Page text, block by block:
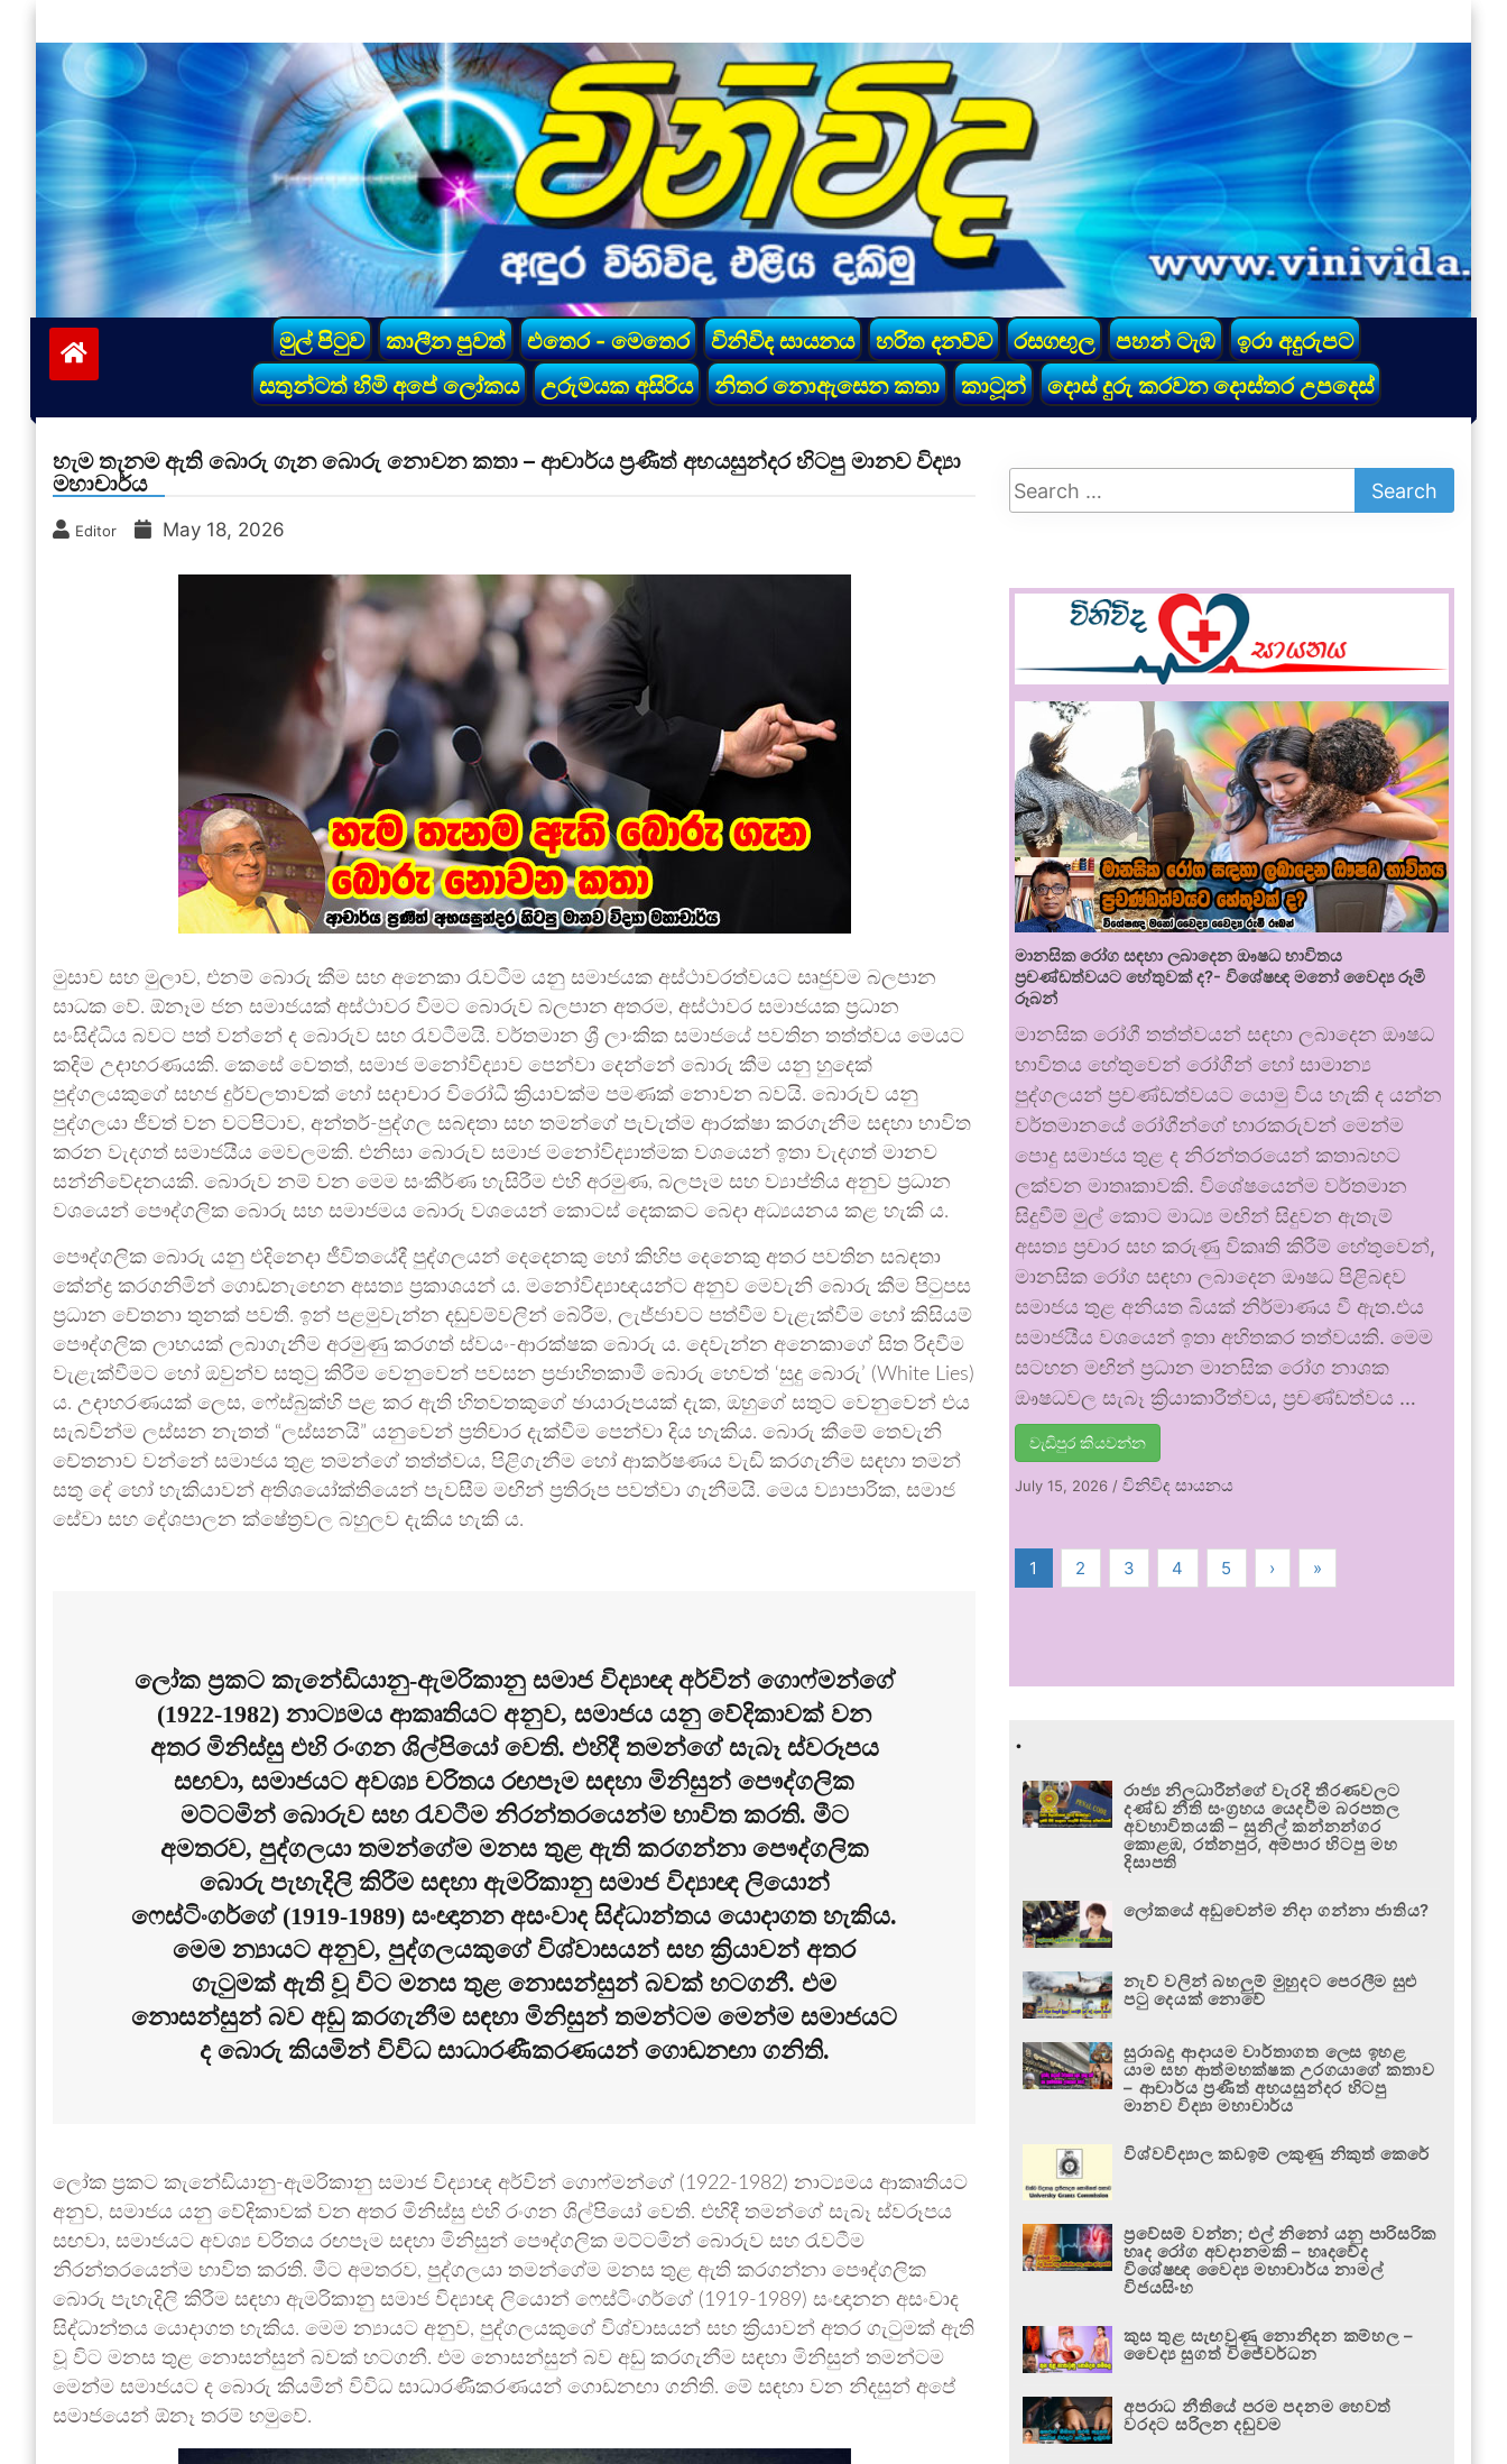
to
content
vinivida.lk
මුල් පිටුව කාලීන පුවත් එතෙර - මෙතෙර විනිවිද සායනය හරිත දනව්ව රසගඟුල පහන් ටැඹ
ඉරා අදුරුපට
සතුන්ටත් හිමි අපේ ලෝකය
උරුමයක අසිරිය නිතර නොඇසෙන කතා කාටූන් දොස් දුරු කරවන දොස්තර උපදෙස්
හැම තැනම ඇති බොරු ගැන බොරු නොවන කතා – ආචාර්ය ප්‍රණීත් අභයසුන්දර හිටපු මානව විද්‍යා
මහාචාර්ය
Editor May 18, 2026
මුසාව සහ මුලාව, එනම් බොරු කීම සහ අනෙකා රැවටීම යනු සමාජයක අස්ථාවරත්වයට සෘජුවම බලපාන
සාධක වේ. ඕනෑම ජන සමාජයක් අස්ථාවර වීමට බොරුව බලපාන අතරම, අස්ථාවර සමාජයක ප්‍රධාන
සංසිද්ධිය බවට පත් වන්නේ ද බොරුව සහ රැවටීමයි. වර්තමාන ශ්‍රී ලාංකික සමාජයේ පවතින තත්ත්වය මෙයට
කදිම උදාහරණයකි. කෙසේ වෙතත්, සමාජ මනෝවිද්‍යාව පෙන්වා දෙන්නේ බොරු කීම යනු හුදෙක්
පුද්ගලයකුගේ සහජ දුර්වලතාවක් හෝ සදාචාර විරෝධී ක්‍රියාවක්ම පමණක් නොවන බවයි. බොරුව යනු
පුද්ගලයා ජීවත් වන වටපිටාව, අන්තර්-පුද්ගල සබඳතා සහ තමන්ගේ පැවැත්ම ආරක්ෂා කරගැනීම සඳහා භාවිත
කරන වැදගත් සමාජයීය මෙවලමකි. එනිසා බොරුව සමාජ මනෝවිද්‍යාත්මක වශයෙන් ඉතා වැදගත් මානව
සන්නිවේදනයකි. බොරුව නම් වන මෙම සංකීර්ණ හැසිරීම එහි අරමුණ, බලපෑම සහ ව්‍යාප්තිය අනුව ප්‍රධාන
වශයෙන් පෞද්ගලික බොරු සහ සමාජමය බොරු වශයෙන් කොටස් දෙකකට බෙදා අධ්‍යයනය කළ හැකි ය.
පෞද්ගලික බොරු යනු එදිනෙදා ජීවිතයේදී පුද්ගලයන් දෙදෙනකු හෝ කිහිප දෙනෙකු අතර පවතින සබඳතා
කේන්ද්‍ර කරගනිමින් ගොඩනැඟෙන අසත්‍ය ප්‍රකාශයන් ය. මනෝවිද්‍යාඥයන්ට අනුව මෙවැනි බොරු කීම පිටුපස
ප්‍රධාන චේතනා තුනක් පවතී. ඉන් පළමුවැන්න දඬුවම්වලින් බේරීම, ලැජ්ජාවට පත්වීම වැළැක්වීම හෝ කිසියම්
පෞද්ගලික ලාභයක් ලබාගැනීම අරමුණු කරගත් ස්වයං-ආරක්ෂක බොරු ය. දෙවැන්න අනෙකාගේ සිත රිදවීම
වැළැක්වීමට හෝ ඔවුන්ව සතුටු කිරීම වෙනුවෙන් පවසන ප්‍රජාහිතකාමී බොරු හෙවත් ‘සුදු බොරු’ (White Lies)
ය. උදාහරණයක් ලෙස, ෆේස්බුක්හි පළ කර ඇති හිතවතකුගේ ඡායාරූපයක් දැක, ඔහුගේ සතුට වෙනුවෙන් එය
සැබවින්ම ලස්සන නැතත් “ලස්සනයි” යනුවෙන් ප්‍රතිචාර දැක්වීම පෙන්වා දිය හැකිය. බොරු කීමේ තෙවැනි
චේතනාව වන්නේ සමාජය තුළ තමන්ගේ තත්ත්වය, පිළිගැනීම හෝ ආකර්ෂණය වැඩි කරගැනීම සඳහා තමන්
සතු දේ හෝ හැකියාවන් අතිශයෝක්තියෙන් පැවසීම මඟින් ප්‍රතිරූප පවත්වා ගැනීමයි. මෙය ව්‍යාපාරික, සමාජ
සේවා සහ දේශපාලන ක්ෂේත්‍රවල බහුලව දැකිය හැකි ය.
ලෝක ප්‍රකට කැනේඩියානු-ඇමරිකානු සමාජ විද්‍යාඥ අර්වින් ගොෆ්මන්ගේ
(1922-1982) නාට්‍යමය ආකෘතියට අනුව, සමාජය යනු වේදිකාවක් වන
අතර මිනිස්සු එහි රංගන ශිල්පියෝ වෙති. එහිදී තමන්ගේ සැබෑ ස්වරූපය
සඟවා, සමාජයට අවශ්‍ය චරිතය රඟපෑම සඳහා මිනිසුන් පෞද්ගලික
මට්ටමින් බොරුව සහ රැවටීම නිරන්තරයෙන්ම භාවිත කරති. මීට
අමතරව, පුද්ගලයා තමන්ගේම මනස තුළ ඇති කරගන්නා පෞද්ගලික
බොරු පැහැදිලි කිරීම සඳහා ඇමරිකානු සමාජ විද්‍යාඥ ලියොන්
ෆෙස්ටිංගර්ගේ (1919-1989) සංඥානන අසංවාද සිද්ධාන්තය යොදාගත හැකිය.
මෙම න්‍යායට අනුව, පුද්ගලයකුගේ විශ්වාසයන් සහ ක්‍රියාවන් අතර
ගැටුමක් ඇති වූ විට මනස තුළ නොසන්සුන් බවක් හටගනී. එම
නොසන්සුන් බව අඩු කරගැනීම සඳහා මිනිසුන් තමන්ටම මෙන්ම සමාජයට
ද බොරු කියමින් විවිධ සාධාරණීකරණයන් ගොඩනඟා ගනිති.
ලෝක ප්‍රකට කැනේඩියානු-ඇමරිකානු සමාජ විද්‍යාඥ අර්වින් ගොෆ්මන්ගේ (1922-1982) නාට්‍යමය ආකෘතියට
අනුව, සමාජය යනු වේදිකාවක් වන අතර මිනිස්සු එහි රංගන ශිල්පියෝ වෙති. එහිදී තමන්ගේ සැබෑ ස්වරූපය
සඟවා, සමාජයට අවශ්‍ය චරිතය රඟපෑම සඳහා මිනිසුන් පෞද්ගලික මට්ටමින් බොරුව සහ රැවටීම
නිරන්තරයෙන්ම භාවිත කරති. මීට අමතරව, පුද්ගලයා තමන්ගේම මනස තුළ ඇති කරගන්නා පෞද්ගලික
බොරු පැහැදිලි කිරීම සඳහා ඇමරිකානු සමාජ විද්‍යාඥ ලියොන් ෆෙස්ටිංගර්ගේ (1919-1989) සංඥානන අසංවාද
සිද්ධාන්තය යොදාගත හැකිය. මෙම න්‍යායට අනුව, පුද්ගලයකුගේ විශ්වාසයන් සහ ක්‍රියාවන් අතර ගැටුමක් ඇති
වූ විට මනස තුළ නොසන්සුන් බවක් හටගනී. එම නොසන්සුන් බව අඩු කරගැනීම සඳහා මිනිසුන් තමන්ටම
මෙන්ම සමාජයට ද බොරු කියමින් විවිධ සාධාරණීකරණයන් ගොඩනඟා ගනිති. මේ සඳහා වන නිදසුන් අපේ
සමාජයෙන් ඕනෑ තරම් හමුවේ.
මානසික රෝග සඳහා ලබාදෙන ඖෂධ භාවිතය
ප්‍රචණ්ඩත්වයට හේතුවක් ද?- විශේෂඥ මනෝ වෛද්‍ය රූමි
රූබන්
මානසික රෝගී තත්ත්වයන් සඳහා ලබාදෙන ඖෂධ
භාවිතය හේතුවෙන් රෝගීන් හෝ සාමාන්‍ය
පුද්ගලයන් ප්‍රචණ්ඩත්වයට යොමු විය හැකි ද යන්න
වර්තමානයේ රෝගීන්ගේ භාරකරුවන් මෙන්ම
පොදු සමාජය තුළ ද නිරන්තරයෙන් කතාබහට
ලක්වන මාතෘකාවකි. විශේෂයෙන්ම වර්තමාන
සිදුවීම් මුල් කොට මාධ්‍ය මඟින් සිදුවන ඇතැම්
අසත්‍ය ප්‍රචාර සහ කරුණු විකෘති කිරීම් හේතුවෙන්,
මානසික රෝග සඳහා ලබාදෙන ඖෂධ පිළිබඳව
සමාජය තුළ අනියත බියක් නිර්මාණය වී ඇත.එය
සමාජයීය වශයෙන් ඉතා අහිතකර තත්වයකි. මෙම
සටහන මඟින් ප්‍රධාන මානසික රෝග නාශක
ඖෂධවල සැබෑ ක්‍රියාකාරීත්වය, ප්‍රචණ්ඩත්වය …
වැඩිපුර කියවන්න
July 15, 2026 /විනිවිද සායනය
1 2 3 4 5 › »
.
රාජ්‍ය නිලධාරීන්ගේ වැරදි තීරණවලට
දණ්ඩ නීති සංග්‍රහය යෙදවීම බරපතල
අවභාවිතයකි – සුනිල් කන්නන්ගර
කොළඹ, රත්නපුර, අම්පාර හිටපු මහ
දිසාපති
ලෝකයේ අඩුවෙන්ම නිදා ගන්නා ජාතිය?
නැව් වලින් බහලුම් මුහුදට පෙරලීම සුළු
පටු දෙයක් නොවේ
සුරාබදු ආදායම වාර්තාගත ලෙස ඉහළ
යාම සහ ආත්මභක්ෂක උරගයාගේ කතාව
– ආචාර්ය ප්‍රණීත් අභයසුන්දර හිටපු
මානව විද්‍යා මහාචාර්ය
විශ්වවිද්‍යාල කඩඉම් ලකුණු නිකුත් කෙරේ
ප්‍රවේසම් වන්න; එල් නිනෝ යනු පාරිසරික
හෘද රෝග අවදානමකි – හෘදවේද
විශේෂඥ වෛද්‍ය මහාචාර්ය නාමල්
විජයසිංහ
කුස තුළ සැඟවුණු නොනිදන කම්හල –
වෛද්‍ය සුගත් විජේවර්ධන
අපරාධ නීතියේ පරම පදනම හෙවත්
වරදට සරිලන දඬුවම